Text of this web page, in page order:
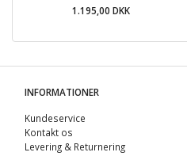
1.195,00 DKK
INFORMATIONER
Kundeservice
Kontakt os
Levering & Returnering